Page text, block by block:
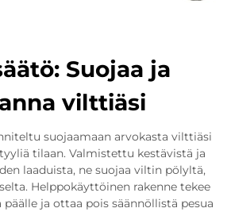
Suojaa ja
vilttiäsi
suojaamaan arvokasta vilttiäsi
tilaan. Valmistettu kestävistä ja
laaduista, ne suojaa viltin pölyltä,
Helppokäyttöinen rakenne tekee
ja ottaa pois säännöllistä pesua